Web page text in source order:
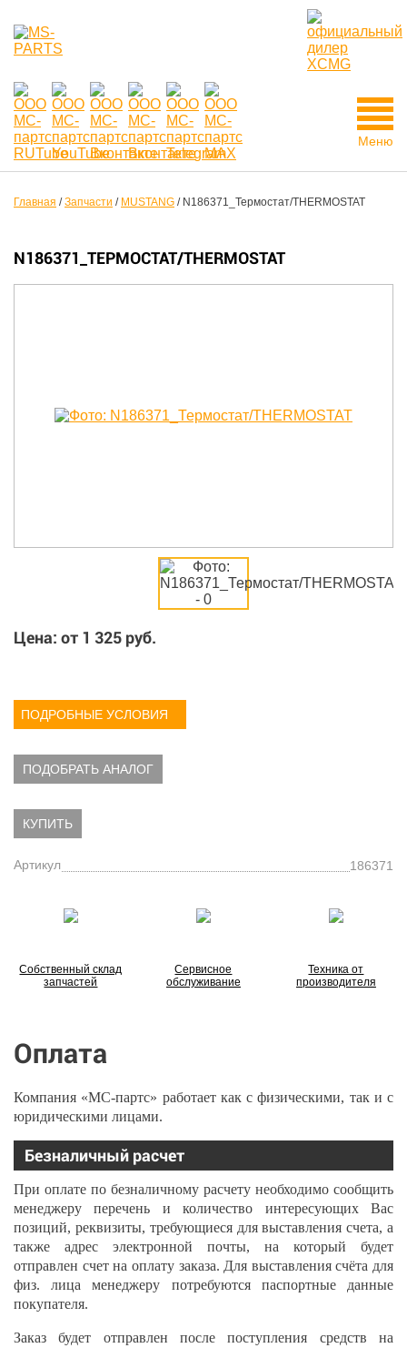
Меню
Главная /Запчасти / MUSTANG / N186371_Термостат/THERMOSTAT
N186371_ТЕРМОСТАТ/THERMOSTAT
Цена: от 1 325 руб.
ПОДРОБНЫЕ УСЛОВИЯ
ПОДОБРАТЬ АНАЛОГ
КУПИТЬ
Артикул 186371
Собственный склад
запчастей
Сервисное
обслуживание
Техника от
производителя
Оплата
Компания «МС-партс» работает как с физическими, так и с
юридическими лицами.
Безналичный расчет
При оплате по безналичному расчету необходимо сообщить
менеджеру перечень и количество интересующих Вас
позиций, реквизиты, требующиеся для выставления счета, а
также адрес электронной почты, на который будет
отправлен счет на оплату заказа. Для выставления счёта для
физ. лица менеджеру потребуются паспортные данные
покупателя.
Заказ будет отправлен после поступления средств на